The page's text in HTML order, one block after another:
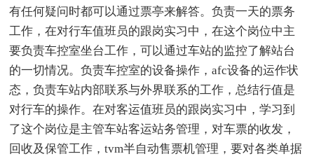
有任何疑问时都可以通过票亭来解答。负责一天的票务
工作，在对行车值班员的跟岗实习中，在这个岗位中主
要负责车控室坐台工作，可以通过车站的监控了解站台
的一切情况。负责车控室的设备操作，afc设备的运作状
态，负责车站内部联系与外界联系的工作，总结行值是
对行车的操作。在对客运值班员的跟岗实习中，学习到
了这个岗位是主管车站客运站务管理，对车票的收发，
回收及保管工作，tvm半自动售票机管理，要对各类单据